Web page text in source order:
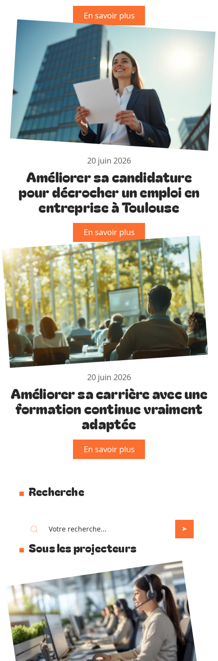
En savoir plus
20 juin 2026
Améliorer sa candidature
pour décrocher un emploi en
entreprise à Toulouse
En savoir plus
20 juin 2026
Améliorer sa carrière avec une
formation continue vraiment
adaptée
En savoir plus
Recherche
Sous les projecteurs